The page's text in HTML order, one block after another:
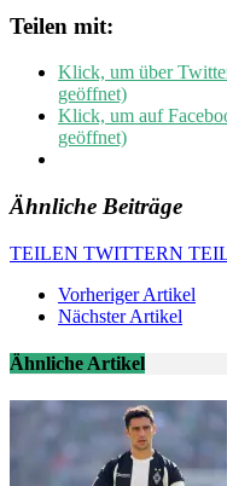
Teilen mit:
Klick, um über
geöffnet)
Klick, um auf
geöffnet)
Ähnliche Beiträge
TEILEN TWITTERN
Vorheriger Artikel
Nächster Artikel
Ähnliche Artikel